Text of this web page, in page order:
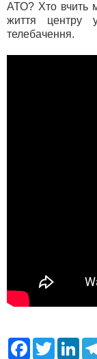
АТО? Хто вчить
життя центру
телебачення.
F
T
L